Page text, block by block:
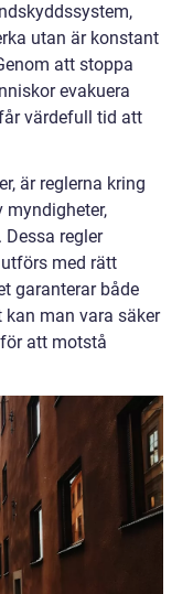
utan är konstant
att stoppa
evakuera
värdefull tid att
är reglerna kring
myndigheter,
Dessa regler
med rätt
garanterar både
man vara säker
att motstå